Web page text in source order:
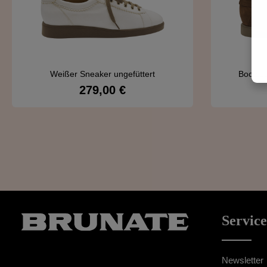
Weißer Sneaker ungefüttert
Regulärer Preis:
279,00 €
Service
Newsletter